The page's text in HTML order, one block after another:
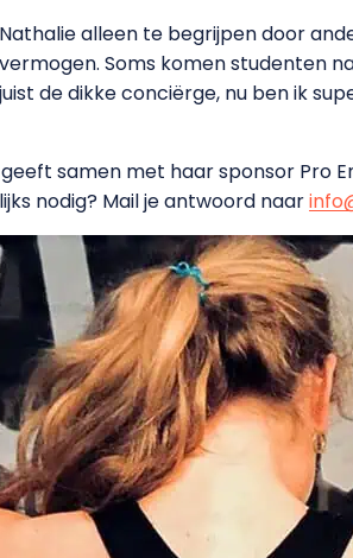
alleen te begrijpen door
Soms komen studenten
de dikke conciërge, nu ben ik
samen met haar sponsor Pro
nodig? Mail je antwoord naar